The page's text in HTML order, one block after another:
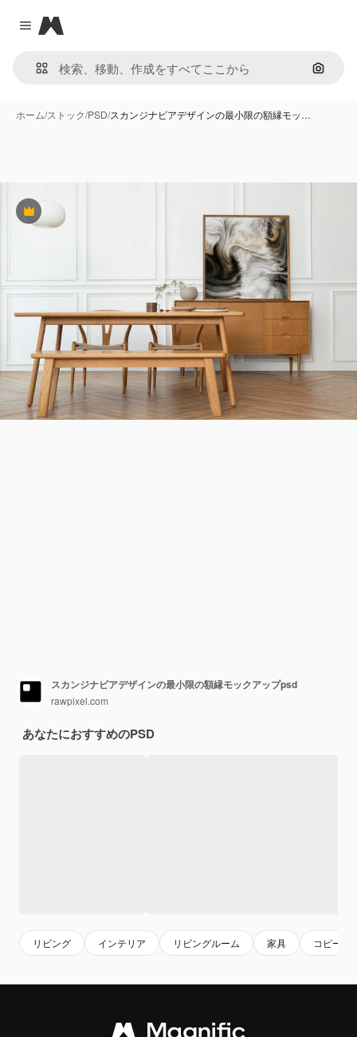
Close menu
Magnific
画像で
ホーム/ストック/PSD/スカンジナビアデザインの最小限の額縁モッ…
Premium
スカンジナビアデザインの最小限の額縁モックアップpsd
rawpixel.com
あなたにおすすめのPSD
リビング インテリア リビングルーム 家具 コピース